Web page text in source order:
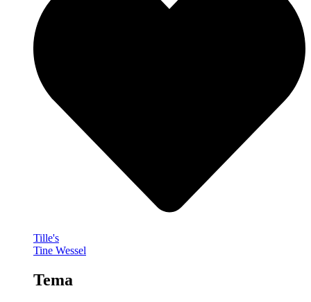
Tille's
Tine Wessel
Tema